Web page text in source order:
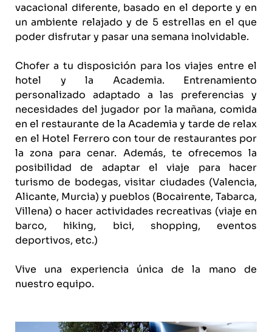
vacacional diferente, basado en el deporte y en
un ambiente relajado y de 5 estrellas en el que
poder disfrutar y pasar una semana inolvidable.
Chofer a tu disposición para los viajes entre el
hotel y la Academia. Entrenamiento
personalizado adaptado a las preferencias y
necesidades del jugador por la mañana, comida
en el restaurante de la Academia y tarde de relax
en el Hotel Ferrero con tour de restaurantes por
la zona para cenar. Además, te ofrecemos la
posibilidad de adaptar el viaje para hacer
turismo de bodegas, visitar ciudades (Valencia,
Alicante, Murcia) y pueblos (Bocairente, Tabarca,
Villena) o hacer actividades recreativas (viaje en
barco, hiking, bici, shopping, eventos
deportivos, etc.)
Vive una experiencia única de la mano de
nuestro equipo.